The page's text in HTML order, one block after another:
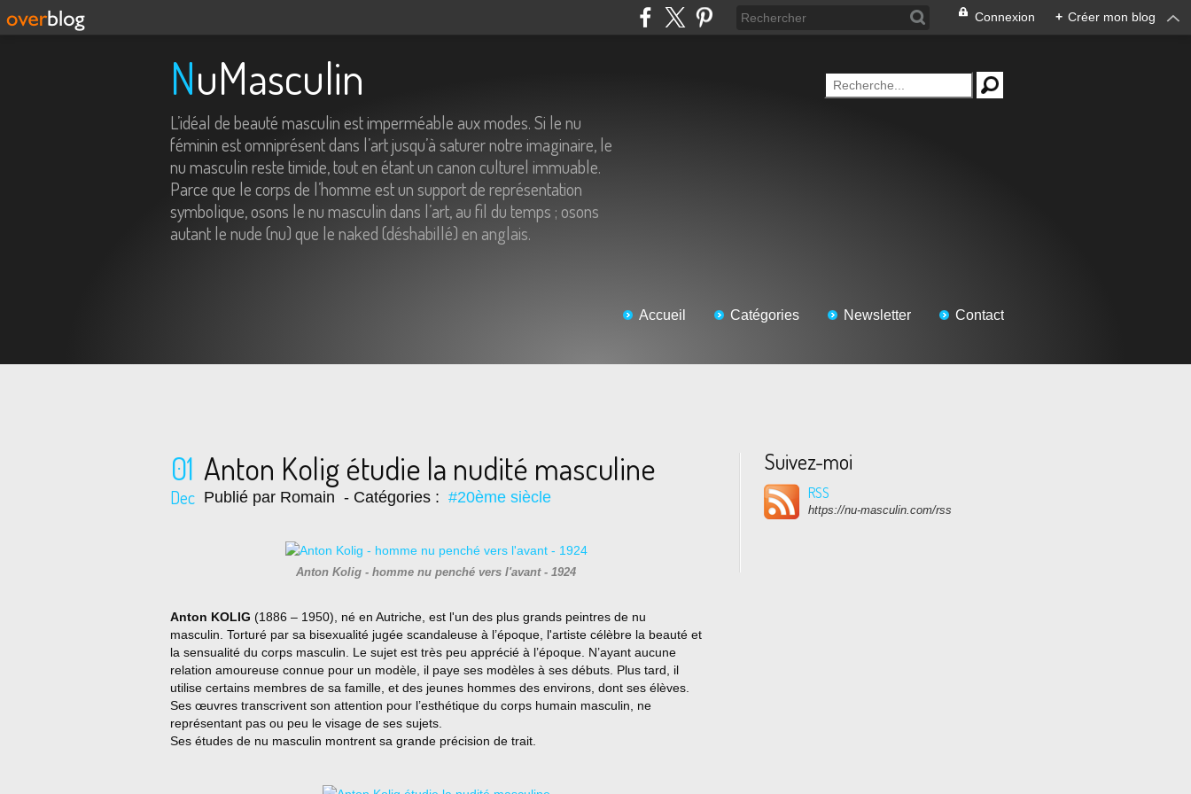
Connexion + Créer mon blog
NuMasculin
L’idéal de beauté masculin est imperméable aux modes. Si le nu
féminin est omniprésent dans l’art jusqu’à saturer notre imaginaire, le
nu masculin reste timide, tout en étant un canon culturel immuable.
Parce que le corps de l’homme est un support de représentation
symbolique, osons le nu masculin dans l’art, au fil du temps ; osons
autant le nude (nu) que le naked (déshabillé) en anglais.
Accueil Catégories Newsletter Contact
01
Dec
Anton Kolig étudie la nudité masculine
Publié par Romain - Catégories : #20ème siècle
Anton Kolig - homme nu penché vers l'avant - 1924
Anton KOLIG (1886 – 1950), né en Autriche, est l'un des plus grands peintres de nu
masculin. Torturé par sa bisexualité jugée scandaleuse à l’époque, l'artiste célèbre la beauté et
la sensualité du corps masculin. Le sujet est très peu apprécié à l’époque. N’ayant aucune
relation amoureuse connue pour un modèle, il paye ses modèles à ses débuts. Plus tard, il
utilise certains membres de sa famille, et des jeunes hommes des environs, dont ses élèves.
Ses œuvres transcrivent son attention pour l’esthétique du corps humain masculin, ne
représentant pas ou peu le visage de ses sujets.
Ses études de nu masculin montrent sa grande précision de trait.
Suivez-moi
RSS
https://nu-masculin.com/rss